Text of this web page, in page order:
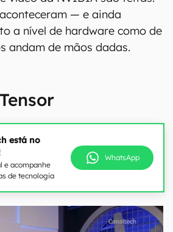
— e ainda
a nível de hardware como de
andam de mãos dadas.
está no
e acompanhe
de tecnologia
WhatsApp